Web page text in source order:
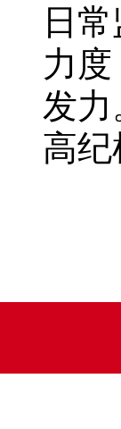
日
力
发
高